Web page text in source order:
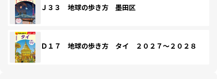
Ｊ３３ 地球の歩き方 墨田区
Ｄ１７ 地球の歩き方 タイ ２０２７～２０２８